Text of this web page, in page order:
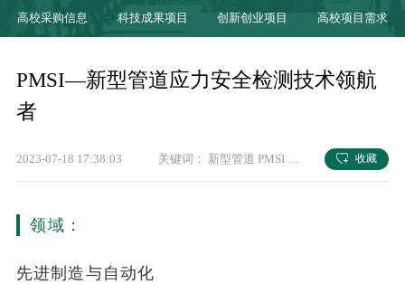
高校采购信息 科技成果项目 创新创业项目 高校项目需求
PMSI—新型管道应力安全检测技术领航
者
2023-07-18 17:38:03 关键词： 新型管道 PMSI 安全检测 西南石油大
收藏
领域：
先进制造与自动化